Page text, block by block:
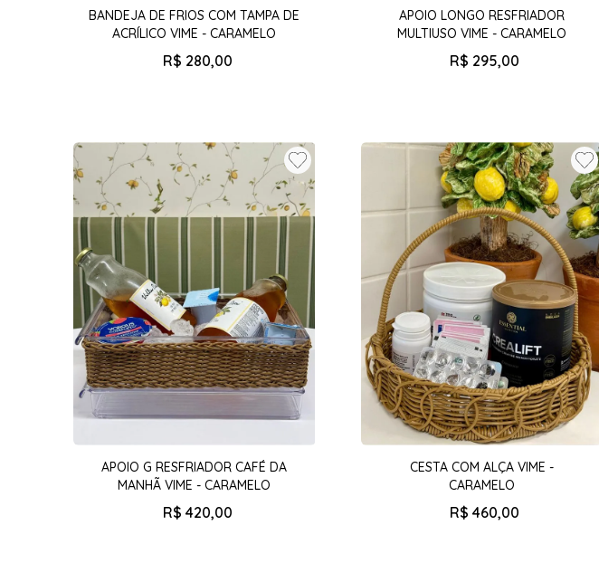
BANDEJA DE FRIOS COM TAMPA DE
ACRÍLICO VIME - CARAMELO
R$ 280,00
APOIO LONGO RESFRIADOR
MULTIUSO VIME - CARAMELO
R$ 295,00
APOIO G RESFRIADOR CAFÉ DA
MANHÃ VIME - CARAMELO
R$ 420,00
CESTA COM ALÇA VIME -
CARAMELO
R$ 460,00